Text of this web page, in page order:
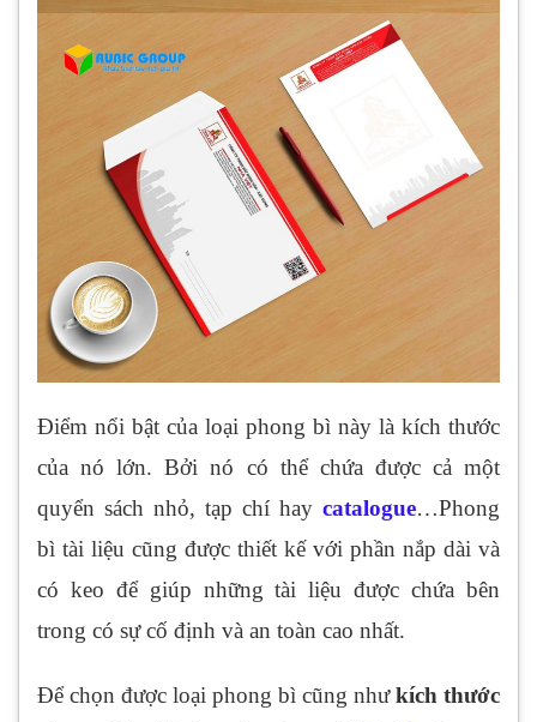
Điểm nổi bật của loại phong bì này là kích thước
của nó lớn. Bởi nó có thể chứa được cả một
quyển sách nhỏ, tạp chí hay catalogue…Phong
bì tài liệu cũng được thiết kế với phần nắp dài và
có keo để giúp những tài liệu được chứa bên
trong có sự cố định và an toàn cao nhất.
Để chọn được loại phong bì cũng nhưkích thước